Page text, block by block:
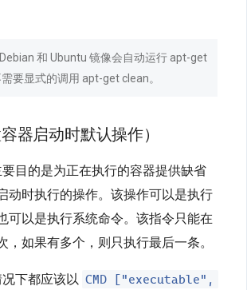
和 Ubuntu 镜像会自动运行 apt-get
要显式的调用 apt-get clean。
器启动时默认操作）
目的是为正在执行的容器提供缺省
动时执行的操作。该操作可以是执行
可以是执行系统命令。该指令只能在
，如果有多个，则只执行最后一条。
下都应该以 CMD ["executable",